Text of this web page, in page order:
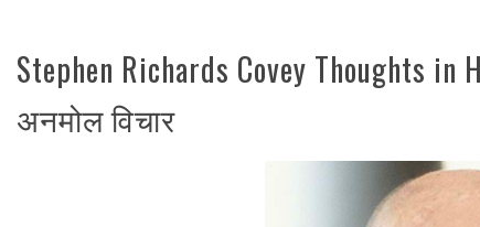
Stephen Richards Covey Thoughts
अनमोल विचार